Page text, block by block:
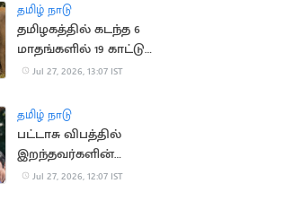
தமிழ் நாடு
தமிழகத்தில் கடந்த 6
மாதங்களில் 19 காட்டு
யானைகள் உயிரிழந்த
Jul 27, 2026, 13:07 IST
தமிழ் நாடு
பட்டாசு விபத்தில்
இறந்தவர்களின்
குடும்பங்களுக்கு ரூ.4
Jul 27, 2026, 12:07 IST